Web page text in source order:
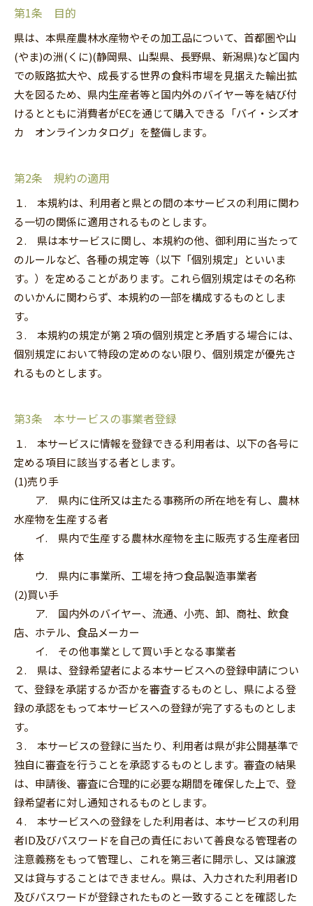
第1条 目的
県は、本県産農林水産物やその加工品について、首都圏や山
(やま)の洲(くに)(静岡県、山梨県、長野県、新潟県)など国内
での販路拡大や、成長する世界の食料市場を見据えた輸出拡
大を図るため、県内生産者等と国内外のバイヤー等を結び付
けるとともに消費者がECを通じて購入できる「バイ・シズオ
カ オンラインカタログ」を整備します。
第2条 規約の適用
１. 本規約は、利用者と県との間の本サービスの利用に関わ
る一切の関係に適用されるものとします。
２. 県は本サービスに関し、本規約の他、御利用に当たって
のルールなど、各種の規定等（以下「個別規定」といいま
す。）を定めることがあります。これら個別規定はその名称
のいかんに関わらず、本規約の一部を構成するものとしま
す。
３. 本規約の規定が第２項の個別規定と矛盾する場合には、
個別規定において特段の定めのない限り、個別規定が優先さ
れるものとします。
第3条 本サービスの事業者登録
１. 本サービスに情報を登録できる利用者は、以下の各号に
定める項目に該当する者とします。
(1)売り手
ア. 県内に住所又は主たる事務所の所在地を有し、農林
水産物を生産する者
イ. 県内で生産する農林水産物を主に販売する生産者団
体
ウ. 県内に事業所、工場を持つ食品製造事業者
(2)買い手
ア. 国内外のバイヤー、流通、小売、卸、商社、飲食
店、ホテル、食品メーカー
イ. その他事業として買い手となる事業者
２. 県は、登録希望者による本サービスへの登録申請につい
て、登録を承諾するか否かを審査するものとし、県による登
録の承認をもって本サービスへの登録が完了するものとしま
す。
３. 本サービスの登録に当たり、利用者は県が非公開基準で
独自に審査を行うことを承認するものとします。審査の結果
は、申請後、審査に合理的に必要な期間を確保した上で、登
録希望者に対し通知されるものとします。
４. 本サービスへの登録をした利用者は、本サービスの利用
者ID及びパスワードを自己の責任において善良なる管理者の
注意義務をもって管理し、これを第三者に開示し、又は譲渡
又は貸与することはできません。県は、入力された利用者ID
及びパスワードが登録されたものと一致することを確認した